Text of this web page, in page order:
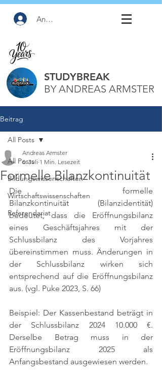
Anmelden
STUDYBREAK
BY ANDREAS ARMSTER
Beitrag
All Posts
Bildungswissenschaften
Wirtschaftswissenschaften
Referendariat
All Posts
Formelle Bilanzkontinuität
Andreas Armster
6. Juli 1 Min. Lesezeit
Die formelle
Bilanzkontinuität (Bilanzidentität)
bedeutet, dass die Eröffnungsbilanz
eines Geschäftsjahres mit der
Schlussbilanz des Vorjahres
übereinstimmen muss. Änderungen in
der Schlussbilanz wirken sich
entsprechend auf die Eröffnungsbilanz
aus. (vgl. Puke 2023, S. 66)
Beispiel: Der Kassenbestand beträgt in
der Schlussbilanz 2024 10.000 €.
Derselbe Betrag muss in der
Eröffnungsbilanz 2025 als
Anfangsbestand ausgewiesen werden.